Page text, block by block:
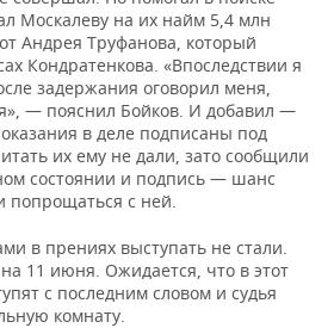
Москалеву на их найм 5,4 млн
Андрея Труфанова, который
Кондратенкова. «Впоследствии я
задержания оговорил меня,
— пояснил Бойков. И добавил —
в деле подписаны под
их ему не дали, зато сообщили
состоянии и подпись — шанс
попрощаться с ней.
в прениях выступать не стали.
11 июня. Ожидается, что в этот
с последним словом и судья
комнату.